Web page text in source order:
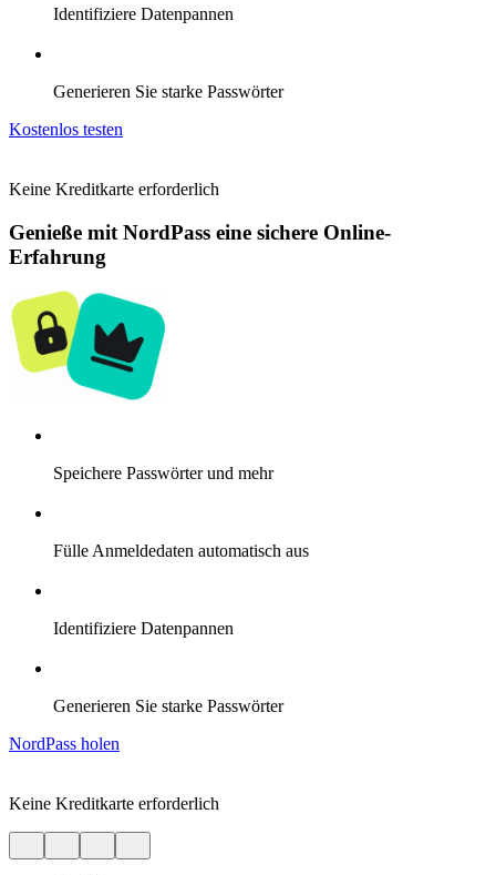
Identifiziere Datenpannen
Generieren Sie starke Passwörter
Kostenlos testen
Keine Kreditkarte erforderlich
Genieße mit NordPass eine sichere Online-
Erfahrung
Speichere Passwörter und mehr
Fülle Anmeldedaten automatisch aus
Identifiziere Datenpannen
Generieren Sie starke Passwörter
NordPass holen
Keine Kreditkarte erforderlich